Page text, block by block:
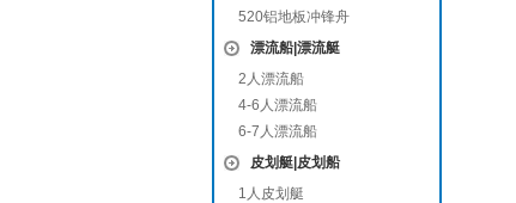
520铝地板冲锋舟
漂流船|漂流艇
2人漂流船
4-6人漂流船
6-7人漂流船
皮划艇|皮划船
1人皮划艇